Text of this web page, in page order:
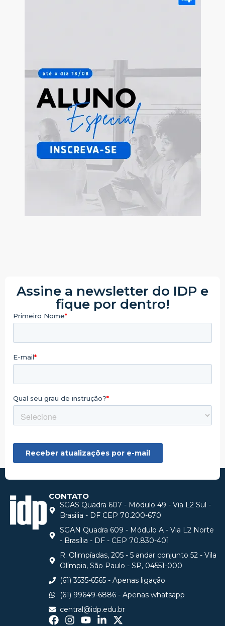
Assine a newsletter do IDP e
fique por dentro!
CONTATO
SGAS Quadra 607 - Módulo 49 - Via L2 Sul -
Brasilia - DF CEP 70.200-670
SGAN Quadra 609 - Módulo A - Via L2 Norte
- Brasília - DF - CEP 70.830-401
R. Olimpíadas, 205 - 5 andar conjunto 52 - Vila
Olímpia, São Paulo - SP, 04551-000
(61) 3535-6565 - Apenas ligação
(61) 99649-6886 - Apenas whatsapp
central@idp.edu.br